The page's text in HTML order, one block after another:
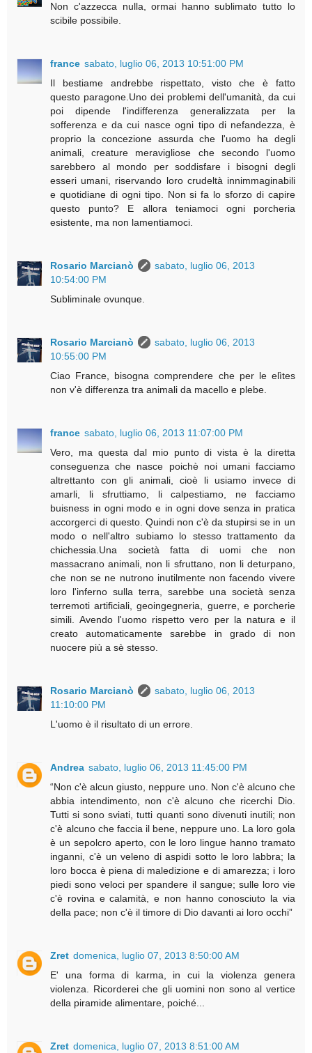
Non c'azzecca nulla, ormai hanno sublimato tutto lo
scibile possibile.
france sabato, luglio 06, 2013 10:51:00 PM
Il bestiame andrebbe rispettato, visto che è fatto
questo paragone.Uno dei problemi dell'umanità, da cui
poi dipende l'indifferenza generalizzata per la
sofferenza e da cui nasce ogni tipo di nefandezza, è
proprio la concezione assurda che l'uomo ha degli
animali, creature meravigliose che secondo l'uomo
sarebbero al mondo per soddisfare i bisogni degli
esseri umani, riservando loro crudeltà innimmaginabili
e quotidiane di ogni tipo. Non si fa lo sforzo di capire
questo punto? E allora teniamoci ogni porcheria
esistente, ma non lamentiamoci.
Rosario Marcianò
sabato, luglio 06, 2013
10:54:00 PM
Subliminale ovunque.
Rosario Marcianò
sabato, luglio 06, 2013
10:55:00 PM
Ciao France, bisogna comprendere che per le elìtes
non v'è differenza tra animali da macello e plebe.
france sabato, luglio 06, 2013 11:07:00 PM
Vero, ma questa dal mio punto di vista è la diretta
conseguenza che nasce poichè noi umani facciamo
altrettanto con gli animali, cioè li usiamo invece di
amarli, li sfruttiamo, li calpestiamo, ne facciamo
buisness in ogni modo e in ogni dove senza in pratica
accorgerci di questo. Quindi non c'è da stupirsi se in un
modo o nell'altro subiamo lo stesso trattamento da
chichessia.Una società fatta di uomi che non
massacrano animali, non li sfruttano, non li deturpano,
che non se ne nutrono inutilmente non facendo vivere
loro l'inferno sulla terra, sarebbe una società senza
terremoti artificiali, geoingegneria, guerre, e porcherie
simili. Avendo l'uomo rispetto vero per la natura e il
creato automaticamente sarebbe in grado di non
nuocere più a sè stesso.
Rosario Marcianò
sabato, luglio 06, 2013
11:10:00 PM
L'uomo è il risultato di un errore.
Andrea sabato, luglio 06, 2013 11:45:00 PM
“Non c'è alcun giusto, neppure uno. Non c'è alcuno che
abbia intendimento, non c'è alcuno che ricerchi Dio.
Tutti si sono sviati, tutti quanti sono divenuti inutili; non
c'è alcuno che faccia il bene, neppure uno. La loro gola
è un sepolcro aperto, con le loro lingue hanno tramato
inganni, c'è un veleno di aspidi sotto le loro labbra; la
loro bocca è piena di maledizione e di amarezza; i loro
piedi sono veloci per spandere il sangue; sulle loro vie
c'è rovina e calamità, e non hanno conosciuto la via
della pace; non c'è il timore di Dio davanti ai loro occhi”
Zret domenica, luglio 07, 2013 8:50:00 AM
E' una forma di karma, in cui la violenza genera
violenza. Ricorderei che gli uomini non sono al vertice
della piramide alimentare, poiché...
Zret domenica, luglio 07, 2013 8:51:00 AM